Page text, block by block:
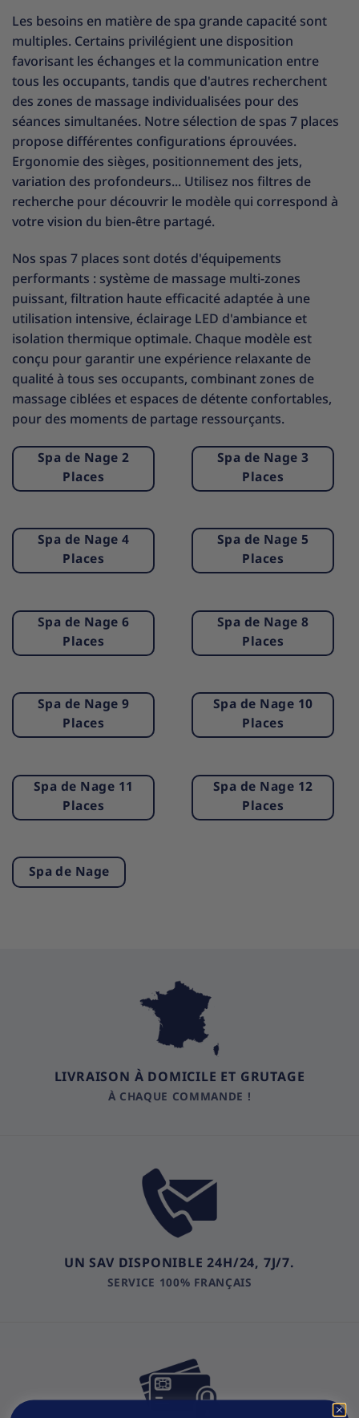
Les besoins en matière de spa grande capacité sont
multiples. Certains privilégient une disposition
favorisant les échanges et la communication entre
tous les occupants, tandis que d'autres recherchent
des zones de massage individualisées pour des
séances simultanées. Notre sélection de spas 7 places
propose différentes configurations éprouvées.
Ergonomie des sièges, positionnement des jets,
variation des profondeurs... Utilisez nos filtres de
recherche pour découvrir le modèle qui correspond à
votre vision du bien-être partagé.
Nos spas 7 places sont dotés d'équipements
performants : système de massage multi-zones
puissant, filtration haute efficacité adaptée à une
utilisation intensive, éclairage LED d'ambiance et
isolation thermique optimale. Chaque modèle est
conçu pour garantir une expérience relaxante de
qualité à tous ses occupants, combinant zones de
massage ciblées et espaces de détente confortables,
pour des moments de partage ressourçants.
Spa de Nage 2
Places
Spa de Nage 3
Places
Spa de Nage 4
Places
Spa de Nage 5
Places
Spa de Nage 6
Places
Spa de Nage 8
Places
Spa de Nage 9
Places
Spa de Nage 10
Places
Spa de Nage 11
Places
Spa de Nage 12
Places
Spa de Nage
LIVRAISON À DOMICILE ET GRUTAGE
À CHAQUE COMMANDE !
UN SAV DISPONIBLE 24H/24, 7J/7.
SERVICE 100% FRANÇAIS